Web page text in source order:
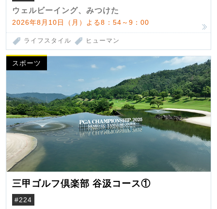
ウェルビーイング、みつけた
2026年8月10日（月）よる8：54～9：00
ライフスタイル ヒューマン
スポーツ
三甲ゴルフ倶楽部 谷汲コース①
#224